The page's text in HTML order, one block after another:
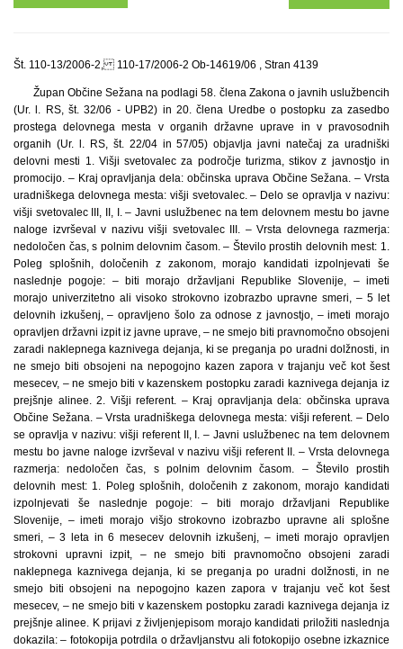
Št. 110-13/2006-2, 110-17/2006-2 Ob-14619/06 , Stran 4139
Župan Občine Sežana na podlagi 58. člena Zakona o javnih uslužbencih
(Ur. l. RS, št. 32/06 - UPB2) in 20. člena Uredbe o postopku za zasedbo
prostega delovnega mesta v organih državne uprave in v pravosodnih
organih (Ur. l. RS, št. 22/04 in 57/05) objavlja javni natečaj za uradniški
delovni mesti 1. Višji svetovalec za področje turizma, stikov z javnostjo in
promocijo. – Kraj opravljanja dela: občinska uprava Občine Sežana. – Vrsta
uradniškega delovnega mesta: višji svetovalec. – Delo se opravlja v nazivu:
višji svetovalec III, II, I. – Javni uslužbenec na tem delovnem mestu bo javne
naloge izvrševal v nazivu višji svetovalec III. – Vrsta delovnega razmerja:
nedoločen čas, s polnim delovnim časom. – Število prostih delovnih mest: 1.
Poleg splošnih, določenih z zakonom, morajo kandidati izpolnjevati še
naslednje pogoje: – biti morajo državljani Republike Slovenije, – imeti
morajo univerzitetno ali visoko strokovno izobrazbo upravne smeri, – 5 let
delovnih izkušenj, – opravljeno šolo za odnose z javnostjo, – imeti morajo
opravljen državni izpit iz javne uprave, – ne smejo biti pravnomočno obsojeni
zaradi naklepnega kaznivega dejanja, ki se preganja po uradni dolžnosti, in
ne smejo biti obsojeni na nepogojno kazen zapora v trajanju več kot šest
mesecev, – ne smejo biti v kazenskem postopku zaradi kaznivega dejanja iz
prejšnje alinee. 2. Višji referent. – Kraj opravljanja dela: občinska uprava
Občine Sežana. – Vrsta uradniškega delovnega mesta: višji referent. – Delo
se opravlja v nazivu: višji referent II, I. – Javni uslužbenec na tem delovnem
mestu bo javne naloge izvrševal v nazivu višji referent II. – Vrsta delovnega
razmerja: nedoločen čas, s polnim delovnim časom. – Število prostih
delovnih mest: 1. Poleg splošnih, določenih z zakonom, morajo kandidati
izpolnjevati še naslednje pogoje: – biti morajo državljani Republike
Slovenije, – imeti morajo višjo strokovno izobrazbo upravne ali splošne
smeri, – 3 leta in 6 mesecev delovnih izkušenj, – imeti morajo opravljen
strokovni upravni izpit, – ne smejo biti pravnomočno obsojeni zaradi
naklepnega kaznivega dejanja, ki se preganja po uradni dolžnosti, in ne
smejo biti obsojeni na nepogojno kazen zapora v trajanju več kot šest
mesecev, – ne smejo biti v kazenskem postopku zaradi kaznivega dejanja iz
prejšnje alinee. K prijavi z življenjepisom morajo kandidati priložiti naslednja
dokazila: – fotokopija potrdila o državljanstvu ali fotokopijo osebne izkaznice